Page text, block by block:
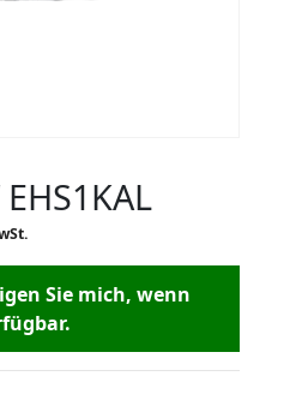
Sie mich, wenn